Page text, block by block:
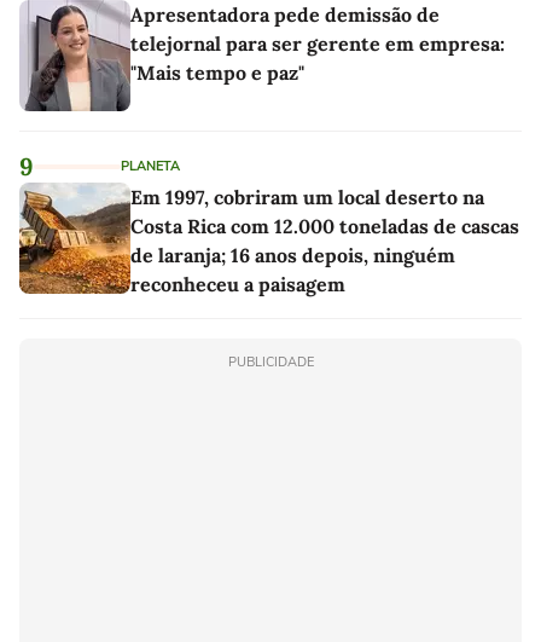
Apresentadora pede demissão de
telejornal para ser gerente em empresa:
"Mais tempo e paz"
9 PLANETA
Em 1997, cobriram um local deserto na
Costa Rica com 12.000 toneladas de cascas
de laranja; 16 anos depois, ninguém
reconheceu a paisagem
PUBLICIDADE